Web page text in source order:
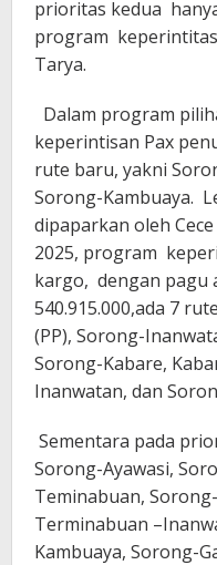
prioritas kedua
program keperintitas
Tarya.
Dalam program
keperintisan Pax
rute baru, yakni
Sorong-Kambuaya.
dipaparkan oleh
2025, program
kargo, dengan pagu
540.915.000,ada 7
(PP), Sorong-
Sorong-Kabare,
Inanwatan, dan
Sementara pada
Sorong-Ayawasi,
Teminabuan,
Terminabuan
Kambuaya, Sorong-